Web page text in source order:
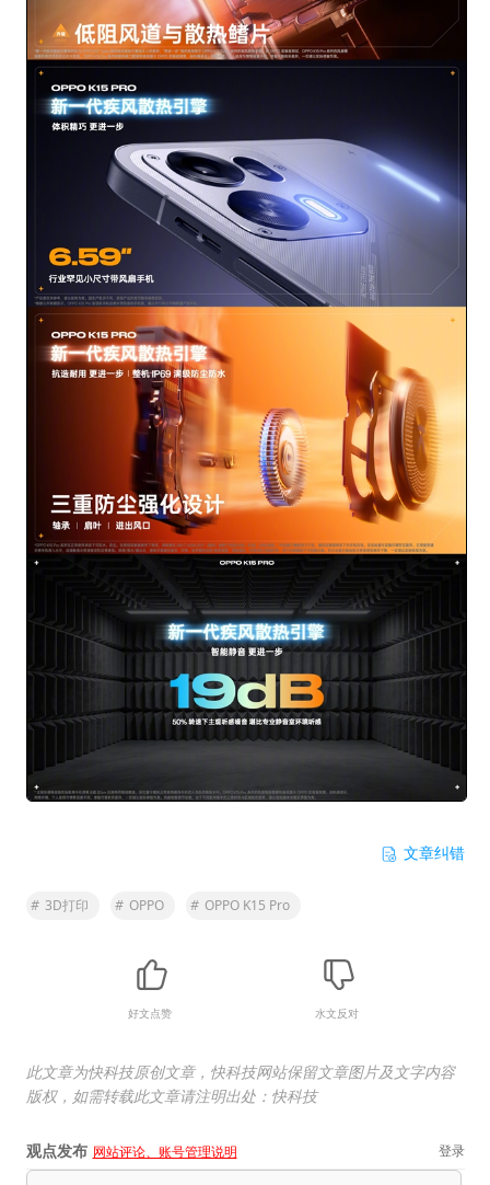
文章纠错
# 3D打印 # OPPO # OPPO K15 Pro
好文点赞 水文反对
此文章为快科技原创文章，快科技网站保留文章图片及文字内容
版权，如需转载此文章请注明出处：快科技
观点发布 网站评论、账号管理说明 登录